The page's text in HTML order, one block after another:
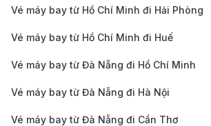
ngày cao điểm.
Theo dõi các chương trình
hàng không thường xuyên tổ chức
giá vào các dịp lễ hoặc mùa thấp
Vé máy bay từ Hồ Chí Minh đi Hải Phòng
Vé máy bay từ Hồ Chí Minh đi Huế
Vé máy bay từ Đà Nẵng đi Hồ Chí Minh
Vé máy bay từ Đà Nẵng đi Hà Nội
Vé máy bay từ Đà Nẵng đi Cần Thơ